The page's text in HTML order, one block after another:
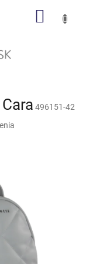
496151-42